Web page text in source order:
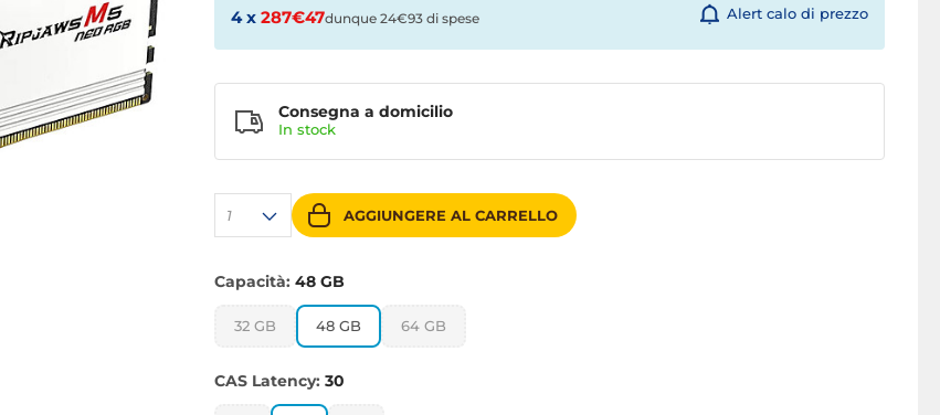
4 x 287€47dunque 24€93 di spese Alert calo di prezzo
1 AGGIUNGERE AL CARRELLO
Consegna a domicilio
In stock
Capacità: 48 GB
32 GB 48 GB 64 GB
CAS Latency: 30